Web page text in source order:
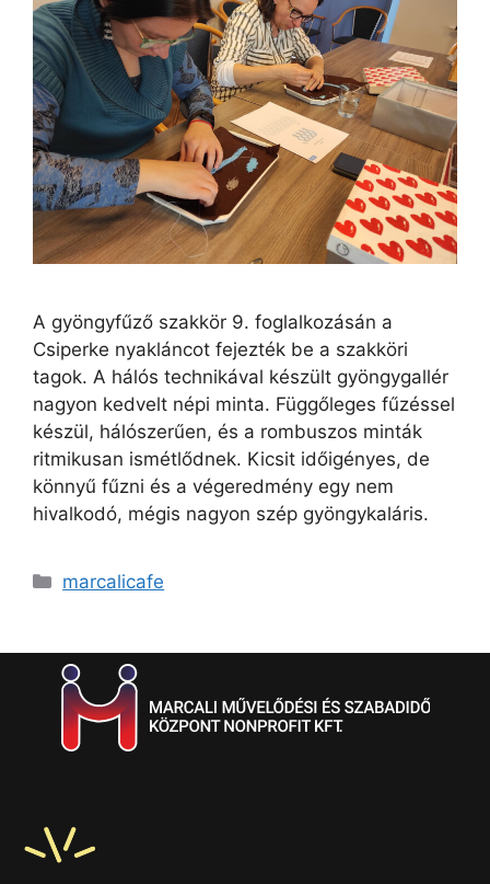
A gyöngyfűző szakkör 9. foglalkozásán a
Csiperke nyakláncot fejezték be a szakköri
tagok. A hálós technikával készült gyöngygallér
nagyon kedvelt népi minta. Függőleges fűzéssel
készül, hálószerűen, és a rombuszos minták
ritmikusan ismétlődnek. Kicsit időigényes, de
könnyű fűzni és a végeredmény egy nem
hivalkodó, mégis nagyon szép gyöngykaláris.
marcalicafe